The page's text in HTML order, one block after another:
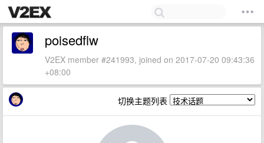
poisedflw
V2EX member #241993, joined on 2017-07-20 09:43:36
+08:00
切换主题列表